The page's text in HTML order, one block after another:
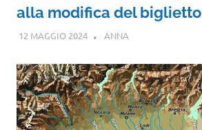
alla modifica del biglietto
12 MAGGIO 2024 ANNA